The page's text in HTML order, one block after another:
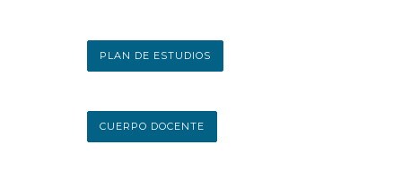
PLAN DE ESTUDIOS
CUERPO DOCENTE